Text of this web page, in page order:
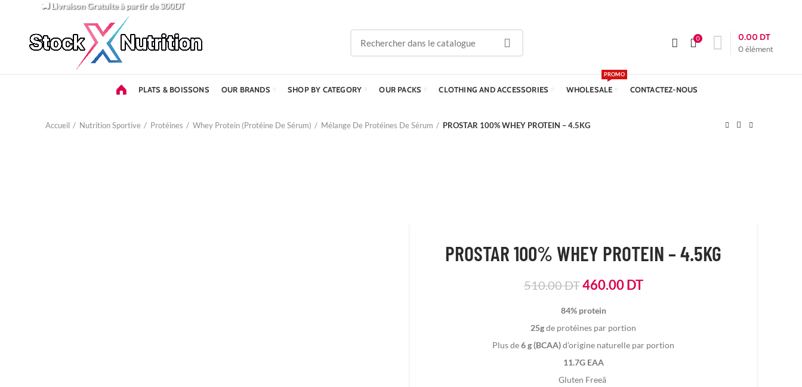
🚚 Livraison Gratuiteà partir de 300DT
0
0élément
0.00 DT
PLATS & BOISSONS OUR BRANDS SHOP BY CATEGORY OUR PACKS CLOTHING AND ACCESSORIES WHOLESALE
PROMO
CONTACTEZ-NOUS
Accueil Nutrition Sportive Protéines Whey Protein (Protéine De Sérum) Mélange De Protéines De Sérum PROSTAR 100% WHEY PROTEIN – 4.5KG
PROSTAR 100% WHEY PROTEIN – 4.5KG
510.00DTLe
initial
était :
510.00
DT.
460.00DTLe
460.00
84% protein
25gde protéines par portion
Plus de6 g (BCAA)d’origine naturelle par portion
11.7G EAA
Gluten Freeâ